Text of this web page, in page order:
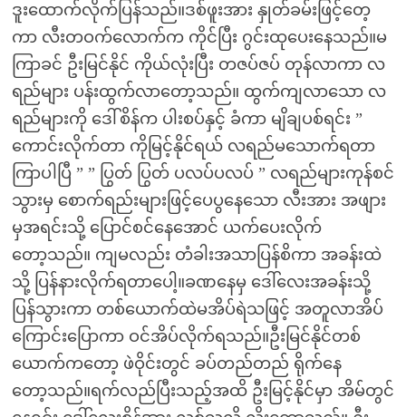
ဒူးထောက်လိုက်ပြန်သည်။ဒစ်ဖူးအား နှုတ်ခမ်းဖြင့်တေ့
ကာ လီးတဝက်လောက်က ကိုင်ပြီး ဂွင်းထုပေးနေသည်။မ
ကြာခင် ဦးမြင်နိုင် ကိုယ်လုံးပြီး တဇပ်ဇပ် တုန်လာကာ လ
ရည်များ ပန်းထွက်လာတော့သည်။ ထွက်ကျလာသော လ
ရည်များကို ဒေါ်စိန်က ပါးစပ်နှင့် ခံကာ မျိချပစ်ရင်း ”
ကောင်းလိုက်တာ ကိုမြင့်နိုင်ရယ် လရည်မသောက်ရတာ
ကြာပါပြီ ” ” ပြွတ် ပြွတ် ပလပ်ပလပ် ” လရည်များကုန်စင်
သွားမှ စောက်ရည်းများဖြင့်ပေပွနေသော လီးအား အဖျား
မှအရင်းသို့ ပြောင်စင်နေအောင် ယက်ပေးလိုက်
တော့သည်။ ကျမလည်း တံခါးအသာပြန်စိကာ အခန်းထဲ
သို့ ပြန်နားလိုက်ရတာပေါ့။ခဏနေမှ ဒေါ်လေးအခန်းသို့
ပြန်သွားကာ တစ်ယောက်ထဲမအိပ်ရဲသဖြင့် အတူလာအိပ်
ကြောင်းပြောကာ ဝင်အိပ်လိုက်ရသည်။ဦးမြင်နိုင်တစ်
ယောက်ကတော့ ဖဲဝိုင်းတွင် ခပ်တည်တည် ရိုက်နေ
တော့သည်။ရက်လည်ပြီးသည့်အထိ ဦးမြင့်နိုင်မှာ အိမ်တွင်